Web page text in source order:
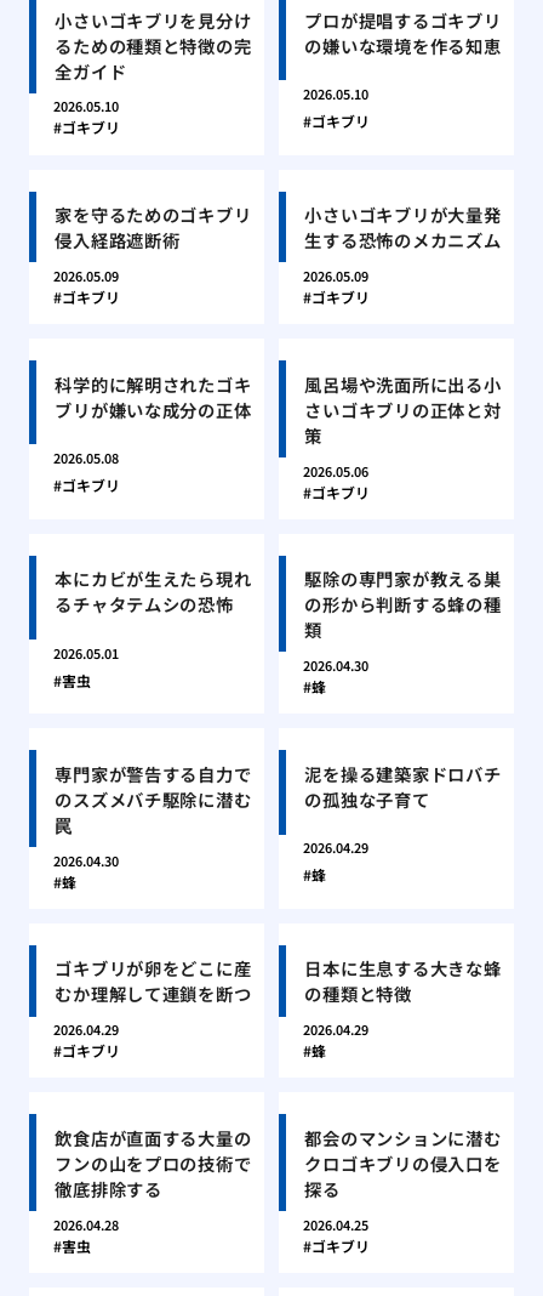
小さいゴキブリを見分け
るための種類と特徴の完
全ガイド
2026.05.10
ゴキブリ
プロが提唱するゴキブリ
の嫌いな環境を作る知恵
2026.05.10
ゴキブリ
家を守るためのゴキブリ
侵入経路遮断術
2026.05.09
ゴキブリ
小さいゴキブリが大量発
生する恐怖のメカニズム
2026.05.09
ゴキブリ
科学的に解明されたゴキ
ブリが嫌いな成分の正体
2026.05.08
ゴキブリ
風呂場や洗面所に出る小
さいゴキブリの正体と対
策
2026.05.06
ゴキブリ
本にカビが生えたら現れ
るチャタテムシの恐怖
2026.05.01
害虫
駆除の専門家が教える巣
の形から判断する蜂の種
類
2026.04.30
蜂
専門家が警告する自力で
のスズメバチ駆除に潜む
罠
2026.04.30
蜂
泥を操る建築家ドロバチ
の孤独な子育て
2026.04.29
蜂
ゴキブリが卵をどこに産
むか理解して連鎖を断つ
2026.04.29
ゴキブリ
日本に生息する大きな蜂
の種類と特徴
2026.04.29
蜂
飲食店が直面する大量の
フンの山をプロの技術で
徹底排除する
2026.04.28
害虫
都会のマンションに潜む
クロゴキブリの侵入口を
探る
2026.04.25
ゴキブリ